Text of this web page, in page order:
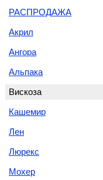
РАСПРОДАЖА
Акрил
Ангора
Альпака
Вискоза
Кашемир
Лен
Люрекс
Мохер